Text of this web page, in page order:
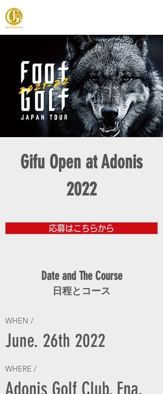
Gifu Open at Adonis
2022
応募はこちらから
Date and The Course
日程とコース
WHEN /
June. 26th 2022
WHERE /
Adonis Golf Club, Ena,